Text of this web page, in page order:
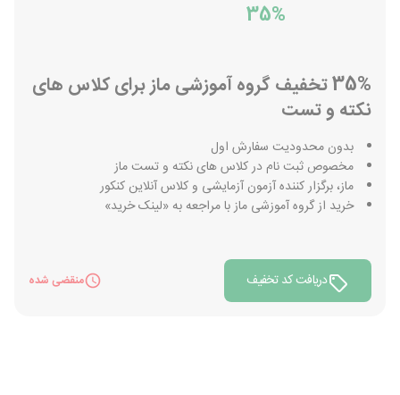
35%
35% تخفیف گروه آموزشی ماز برای کلاس های
نکته و تست
بدون محدودیت سفارش اول
مخصوص ثبت نام در کلاس های نکته و تست ماز
ماز، برگزار کننده آزمون آزمایشی و کلاس آنلاین کنکور
خرید از گروه آموزشی ماز با مراجعه به «لینک خرید»
دریافت کد تخفیف منقضی شده